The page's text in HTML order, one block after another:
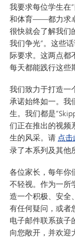
我要求每位学生
和体育——都力求
很快就会了解我们
我们争光”。这些
际要求。这两点都
每天都能践行这些
我们致力于打造一
承诺始终如一。我
生。我们都是
们正在推出的视频
生的风采。请 点
录了本系列及其他
各位家长，每年你
不轻视。作为一所
造一个积极、安全
有任何疑问，或者
电子邮件联系孩子
向您敞开，并欢迎